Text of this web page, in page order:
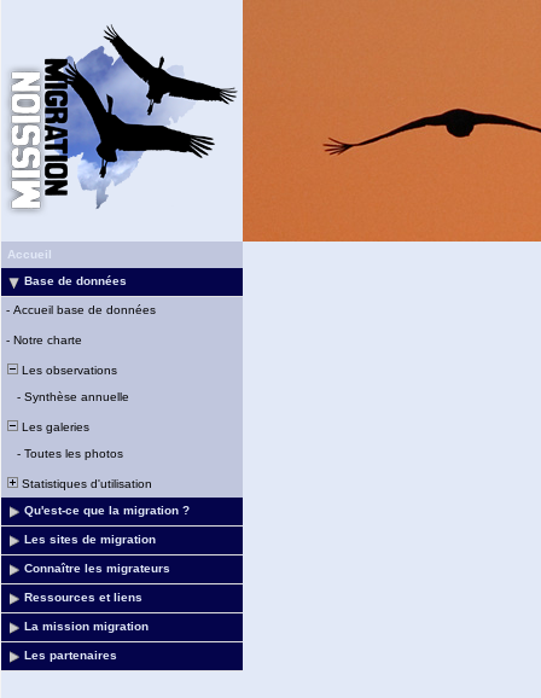
Accueil
Base de données
- Accueil base de données
- Notre charte
Les observations
- Synthèse annuelle
Les galeries
- Toutes les photos
Statistiques d'utilisation
Qu'est-ce que la migration ?
Les sites de migration
Connaître les migrateurs
Ressources et liens
La mission migration
Les partenaires